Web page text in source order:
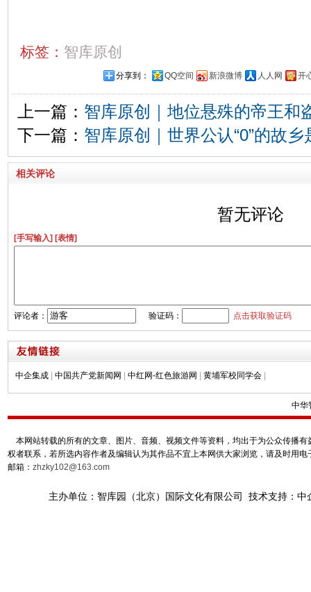
标签： 智库原创
分享到： QQ空间 新浪微博 人人网 开
上一篇： 智库原创｜地位悬殊的帝王和
下一篇： 智库原创｜世界公认“0”的故乡
相关评论
暂无评论
[手写输入] [表情]
评论者： 验证码： 点击获取验证码
中企集成 | 中国共产党新闻网 | 中红网-红色旅游网 | 黄埔军校同学会 |
中华
本网站转载的所有的文章、图片、音频、视频文件等资料，均出于为公众传播
权者联系，若所选内容作者及编辑认为其作品不宜上本网供大家浏览，请及时用
邮箱： zhzky102@163.com
主办单位：智库园（北京）国际文化有限公司 技术支持：